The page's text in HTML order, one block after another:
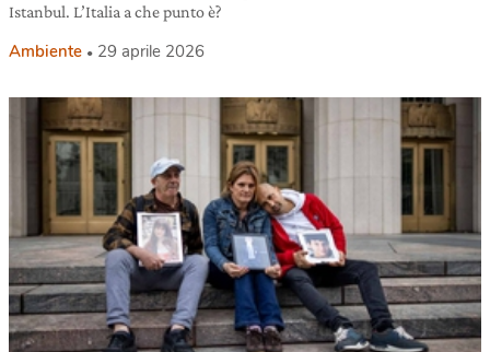
Istanbul. L’Italia a che punto è?
Ambiente 29 aprile 2026